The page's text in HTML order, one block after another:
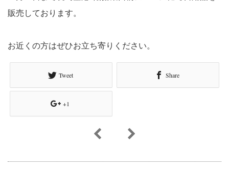
販売しております。
お近くの方はぜひお立ち寄りください。
Tweet Share
+1